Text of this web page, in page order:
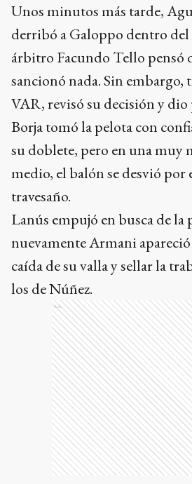
Unos minutos más tarde,
derribó a Galoppo dentro del
árbitro Facundo Tello pensó
sancionó nada. Sin embargo,
VAR, revisó su decisión y dio
Borja tomó la pelota con
su doblete, pero en una muy
medio, el balón se desvió por
travesaño.
Lanús empujó en busca de la
nuevamente Armani
caída de su valla y sellar la
los de Núñez.
Ads